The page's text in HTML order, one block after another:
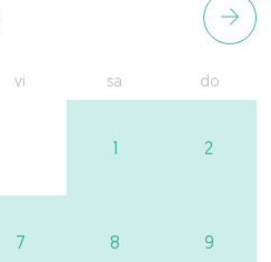
vi sa do
1 2
7 8 9